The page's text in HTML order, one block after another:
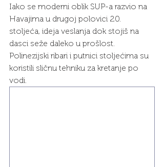
Iako se moderni oblik SUP-a razvio na
Havajima u drugoj polovici 20.
stoljeća, ideja veslanja dok stojiš na
dasci seže daleko u prošlost.
Polinezijski ribari i putnici stoljećima su
koristili sličnu tehniku za kretanje po
vodi.